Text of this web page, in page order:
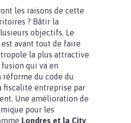
les raisons de cette
? Bâtir la
objectifs. Le
avant tout de faire
la plus attractive
fusion qui va en
réforme du code du
fiscalité entreprise par
Une amélioration de
pour les
Londres et la City.